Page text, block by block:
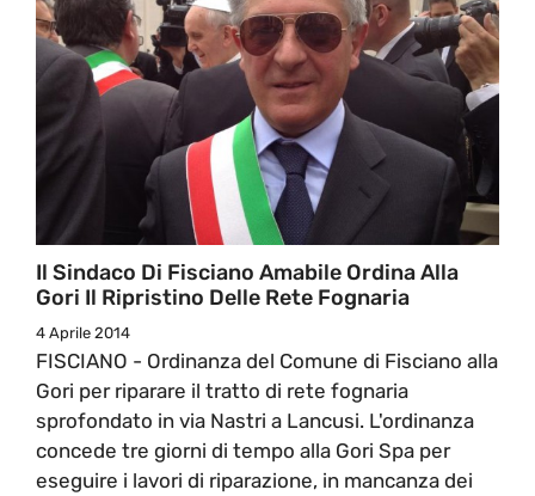
Il Sindaco Di Fisciano Amabile Ordina Alla
Gori Il Ripristino Delle Rete Fognaria
4 Aprile 2014
FISCIANO - Ordinanza del Comune di Fisciano alla
Gori per riparare il tratto di rete fognaria
sprofondato in via Nastri a Lancusi. L'ordinanza
concede tre giorni di tempo alla Gori Spa per
eseguire i lavori di riparazione, in mancanza dei